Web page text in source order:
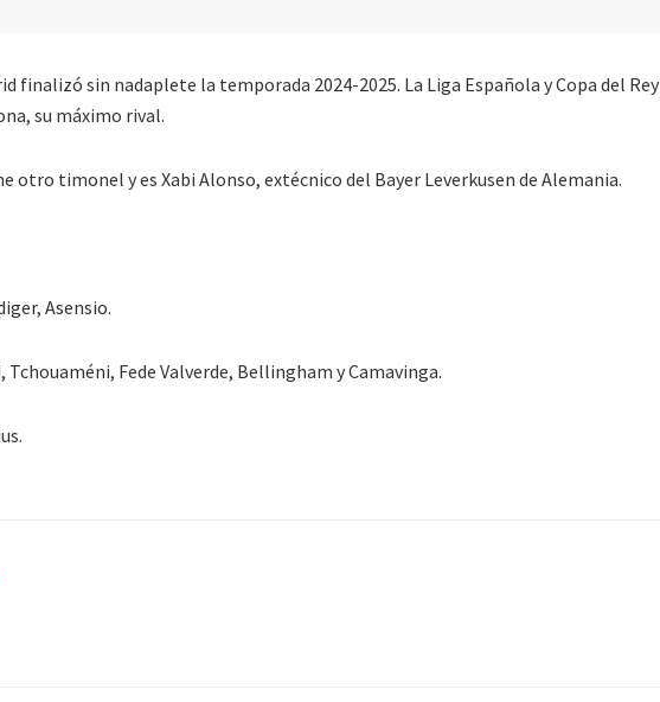
finalizó sin nadaplete la temporada 2024-2025. La Liga Española y Copa del Rey
su máximo rival.
otro timonel y es Xabi Alonso, extécnico del Bayer Leverkusen de Alemania.
Asensio.
Fede Valverde, Bellingham y Camavinga.